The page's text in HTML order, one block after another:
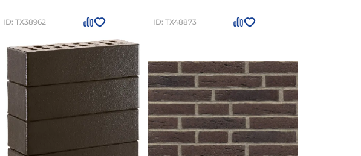
ID: ТХ38962 ID: ТХ48873